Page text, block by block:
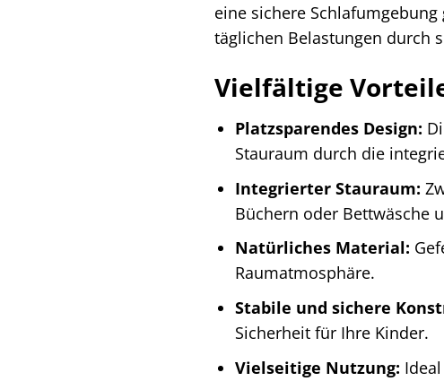
eine sichere
täglichen Belastungen durch
Vielfältige
Platzsparendes Design:
Stauraum durch die
Integrierter Stauraum:
Büchern oder Bettwäsche
Natürliches Material:
Raumatmosphäre.
Stabile und sichere
Sicherheit für Ihre Kinder.
Vielseitige Nutzung: